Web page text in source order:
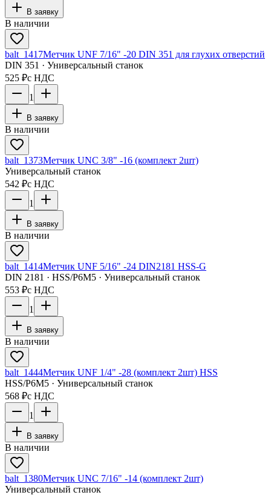
В заявку
В наличии
balt_1417Метчик UNF 7/16" -20 DIN 351 для глухих отверстий
DIN 351 · Универсальный станок
525 ₽с НДС
1
В заявку
В наличии
balt_1373Метчик UNC 3/8" -16 (комплект 2шт)
Универсальный станок
542 ₽с НДС
1
В заявку
В наличии
balt_1414Метчик UNF 5/16" -24 DIN2181 HSS-G
DIN 2181 · HSS/Р6М5 · Универсальный станок
553 ₽с НДС
1
В заявку
В наличии
balt_1444Метчик UNF 1/4" -28 (комплект 2шт) HSS
HSS/Р6М5 · Универсальный станок
568 ₽с НДС
1
В заявку
В наличии
balt_1380Метчик UNC 7/16" -14 (комплект 2шт)
Универсальный станок